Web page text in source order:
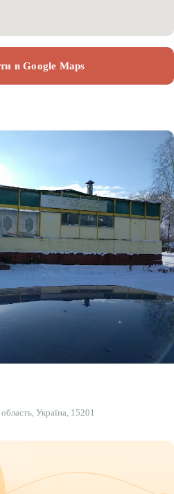
в Google Maps
Україна, 15201